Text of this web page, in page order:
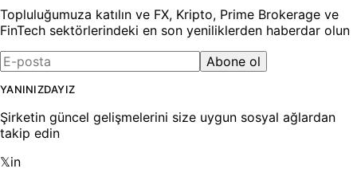
Topluluğumuza katılın ve FX, Kripto, Prime Brokerage ve
FinTech sektörlerindeki en son yeniliklerden haberdar olun
Abone ol
YANINIZDAYIZ
Şirketin güncel gelişmelerini size uygun sosyal ağlardan
takip edin
𝕏in